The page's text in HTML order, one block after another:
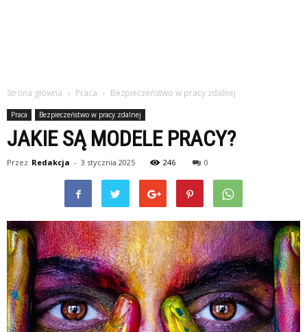
Strona główna Praca Bezpieczeństwo w pracy zdalnej
Praca Bezpieczeństwo w pracy zdalnej
JAKIE SĄ MODELE PRACY?
Przez Redakcja - 3 stycznia 2025 246 0